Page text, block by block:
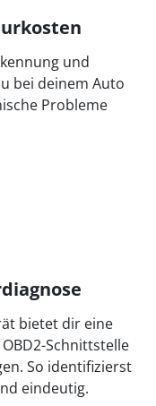
und
bei deinem Auto
Probleme
bietet dir eine
Schnittstelle
So identifizierst
eindeutig.